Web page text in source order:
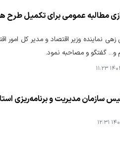
مطالبه عمومی برای تکمیل طرح
زهی نماینده وزیر اقتصاد و مدیر کل
و... گفتگو و مصاحبه نمود.
۱۱:۲۳
سازمان مدیریت و برنامه‌ریزی